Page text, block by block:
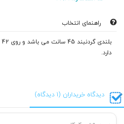
راهنمای انتخاب
دارد.
دیدگاه خریداران (1 دیدگاه)